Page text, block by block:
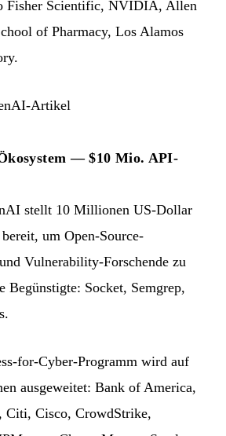
Fisher Scientific, NVIDIA, Allen
of Pharmacy, Los Alamos
Artikel
— $10 Mio. API-
stellt 10 Millionen US-Dollar
um Open-Source-
Vulnerability-Forschende zu
Begünstigte: Socket, Semgrep,
for-Cyber-Programm wird auf
ausgeweitet: Bank of America,
Citi, Cisco, CrowdStrike,